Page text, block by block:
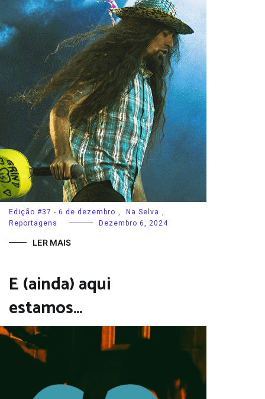
Edição #37 - 6 de dezembro , Na Selva ,
Reportagens
Dezembro 6, 2024
LER MAIS
E (ainda) aqui
estamos…